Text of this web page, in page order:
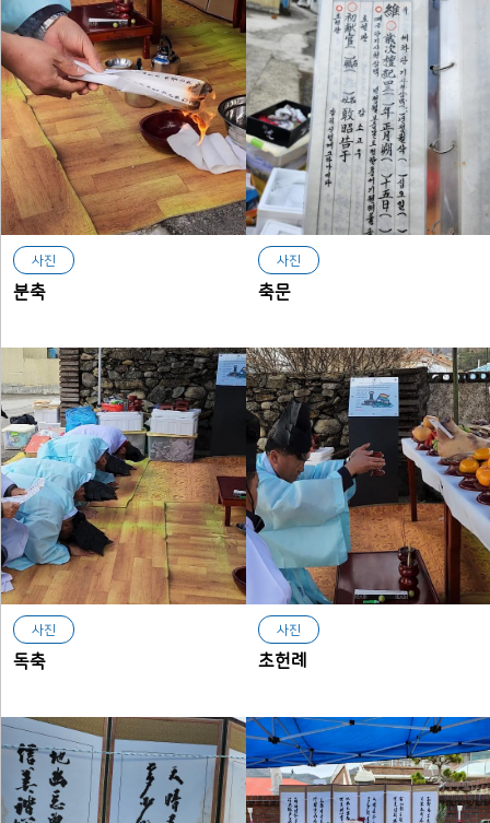
사진
분축
사진
축문
사진
독축
사진
초헌례